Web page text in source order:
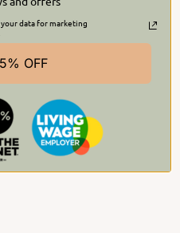
data for marketing
OFF